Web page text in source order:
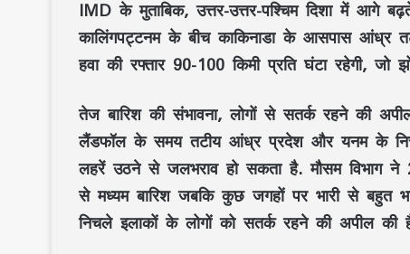
IMD के मुताबिक, उत्तर-उत्तर-पश्चिम दिशा में
कालिंगपट्टनम के बीच काकिनाडा के आसपास आंध्र
हवा की रफ्तार 90-100 किमी प्रति घंटा रहेगी,
तेज बारिश की संभावना, लोगों से सतर्क रहने की
लैंडफॉल के समय तटीय आंध्र प्रदेश और यनम के
लहरें उठने से जलभराव हो सकता है. मौसम विभाग
से मध्यम बारिश जबकि कुछ जगहों पर भारी से बहुत
निचले इलाकों के लोगों को सतर्क रहने की अपील की